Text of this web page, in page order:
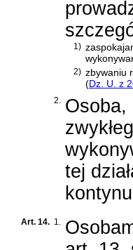
1)
2) zbywaniu
(Dz. U. z
2. Osoba,
tej
Art. 14. 1.